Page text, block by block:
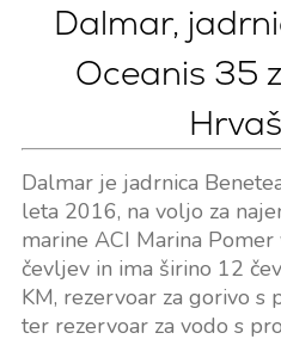
Dalmar,
Oceanis 35
Dalmar je jadrnica
leta 2016, na voljo za
marine ACI Marina
čevljev in ima širino 12
KM, rezervoar za gorivo
ter rezervoar za vodo s